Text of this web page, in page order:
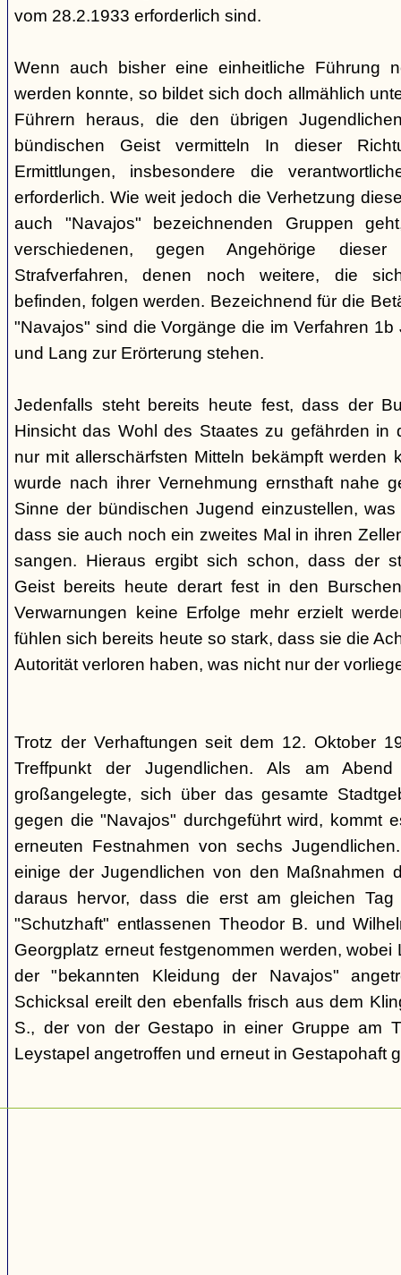
vom 28.2.1933 erforderlich sind.
Wenn auch bisher eine einheitliche Führung
werden konnte, so bildet sich doch allmählich
Führern heraus, die den übrigen
bündischen Geist vermitteln In dieser
Ermittlungen, insbesondere die
erforderlich. Wie weit jedoch die Verhetzung
auch "Navajos" bezeichnenden Gruppen
verschiedenen, gegen Angehörige dieser
Strafverfahren, denen noch weitere, die
befinden, folgen werden. Bezeichnend für die
"Navajos" sind die Vorgänge die im Verfahren
und Lang zur Erörterung stehen.
Jedenfalls steht bereits heute fest, dass der
Hinsicht das Wohl des Staates zu gefährden in
nur mit allerschärfsten Mitteln bekämpft werden
wurde nach ihrer Vernehmung ernsthaft nahe
Sinne der bündischen Jugend einzustellen,
dass sie auch noch ein zweites Mal in ihren
sangen. Hieraus ergibt sich schon, dass der
Geist bereits heute derart fest in den
Verwarnungen keine Erfolge mehr erzielt
fühlen sich bereits heute so stark, dass sie die
Autorität verloren haben, was nicht nur der
Trotz der Verhaftungen seit dem 12. Oktober
Treffpunkt der Jugendlichen. Als am
großangelegte, sich über das gesamte
gegen die "Navajos" durchgeführt wird, kommt
erneuten Festnahmen von sechs
einige der Jugendlichen von den Maßnahmen
daraus hervor, dass die erst am gleichen Tag
"Schutzhaft" entlassenen Theodor B. und
Georgplatz erneut festgenommen werden, wobei
der "bekannten Kleidung der Navajos"
Schicksal ereilt den ebenfalls frisch aus dem
S., der von der Gestapo in einer Gruppe am
Leystapel angetroffen und erneut in Gestapohaft